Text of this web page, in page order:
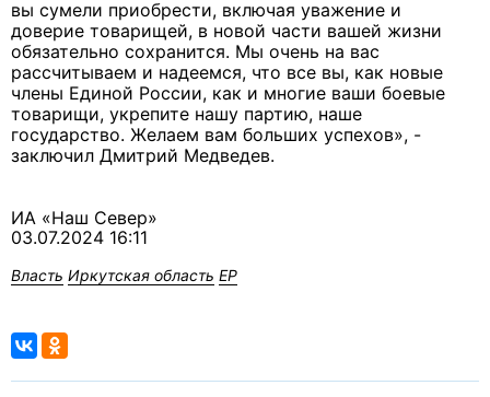
вы сумели приобрести, включая уважение и
доверие товарищей, в новой части вашей жизни
обязательно сохранится. Мы очень на вас
рассчитываем и надеемся, что все вы, как новые
члены Единой России, как и многие ваши боевые
товарищи, укрепите нашу партию, наше
государство. Желаем вам больших успехов», -
заключил Дмитрий Медведев.
ИА «Наш Север»
03.07.2024 16:11
Власть Иркутская область ЕР